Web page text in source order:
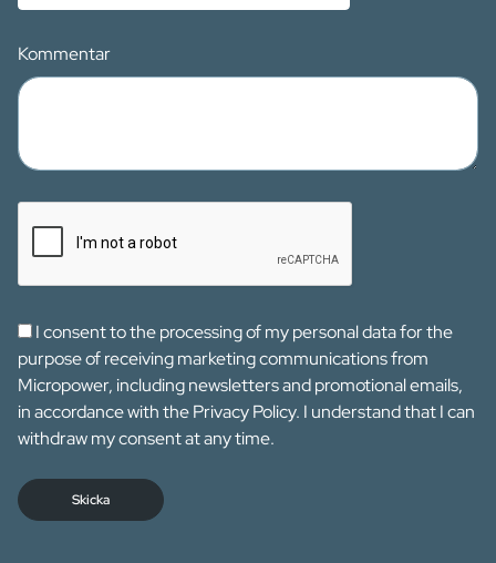
Kommentar
I consent to the processing of my personal data for the
purpose of receiving marketing communications from
Micropower, including newsletters and promotional emails,
in accordance with the Privacy Policy. I understand that I can
withdraw my consent at any time.
Skicka